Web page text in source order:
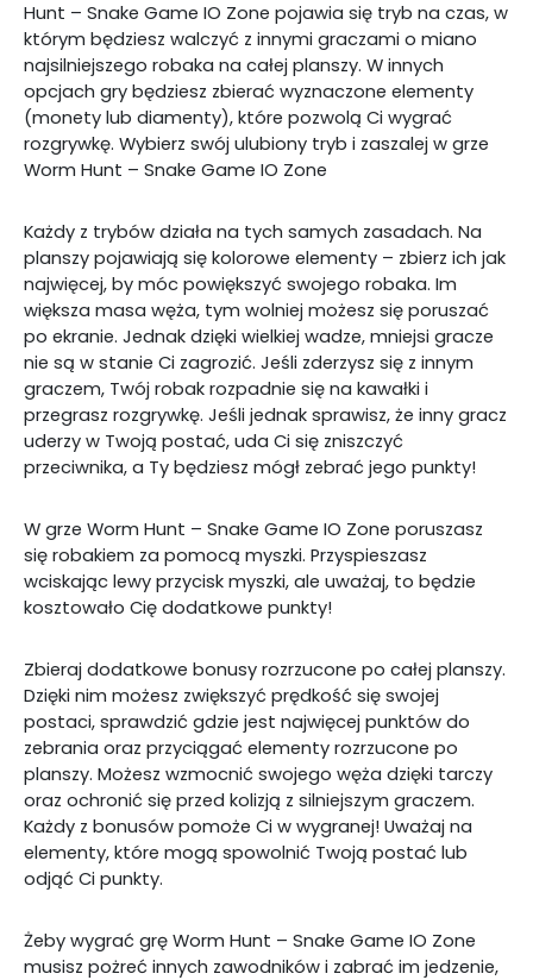
Hunt – Snake Game IO Zone pojawia się tryb na czas, w
którym będziesz walczyć z innymi graczami o miano
najsilniejszego robaka na całej planszy. W innych
opcjach gry będziesz zbierać wyznaczone elementy
(monety lub diamenty), które pozwolą Ci wygrać
rozgrywkę. Wybierz swój ulubiony tryb i zaszalej w grze
Worm Hunt – Snake Game IO Zone
Każdy z trybów działa na tych samych zasadach. Na
planszy pojawiają się kolorowe elementy – zbierz ich jak
najwięcej, by móc powiększyć swojego robaka. Im
większa masa węża, tym wolniej możesz się poruszać
po ekranie. Jednak dzięki wielkiej wadze, mniejsi gracze
nie są w stanie Ci zagrozić. Jeśli zderzysz się z innym
graczem, Twój robak rozpadnie się na kawałki i
przegrasz rozgrywkę. Jeśli jednak sprawisz, że inny gracz
uderzy w Twoją postać, uda Ci się zniszczyć
przeciwnika, a Ty będziesz mógł zebrać jego punkty!
W grze Worm Hunt – Snake Game IO Zone poruszasz
się robakiem za pomocą myszki. Przyspieszasz
wciskając lewy przycisk myszki, ale uważaj, to będzie
kosztowało Cię dodatkowe punkty!
Zbieraj dodatkowe bonusy rozrzucone po całej planszy.
Dzięki nim możesz zwiększyć prędkość się swojej
postaci, sprawdzić gdzie jest najwięcej punktów do
zebrania oraz przyciągać elementy rozrzucone po
planszy. Możesz wzmocnić swojego węża dzięki tarczy
oraz ochronić się przed kolizją z silniejszym graczem.
Każdy z bonusów pomoże Ci w wygranej! Uważaj na
elementy, które mogą spowolnić Twoją postać lub
odjąć Ci punkty.
Żeby wygrać grę Worm Hunt – Snake Game IO Zone
musisz pożreć innych zawodników i zabrać im jedzenie,